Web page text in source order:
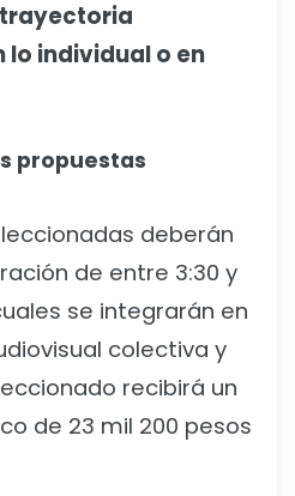
individual o en
propuestas
deberán
de entre 3:30 y
se integrarán en
colectiva y
recibirá un
de 23 mil 200 pesos